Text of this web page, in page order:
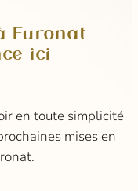
Euronat
ici
en toute simplicité
mises en